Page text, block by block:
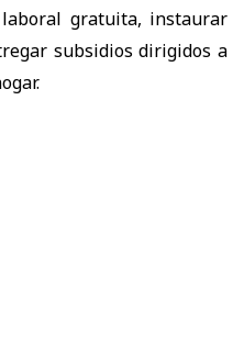
gratuita, instaurar
subsidios dirigidos a